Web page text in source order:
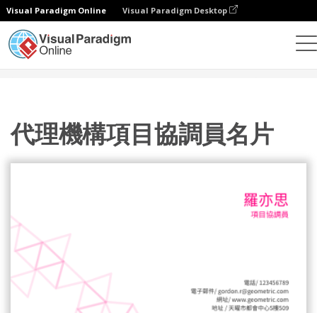
Visual Paradigm Online Visual Paradigm Desktop
代理機構項目協調員名片